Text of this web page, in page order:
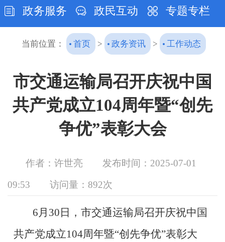
政务服务 政民互动 专题专栏
当前位置： 首页 > 政务资讯 > 工作动态
市交通运输局召开庆祝中国
共产党成立104周年暨“创先
争优”表彰大会
作者：许世亮 发布时间：2025-07-01
09:53 访问量： 892次
6月 30 日，市交通运输局召开庆祝中国
共产党成立104周年暨“创先争优”表彰大